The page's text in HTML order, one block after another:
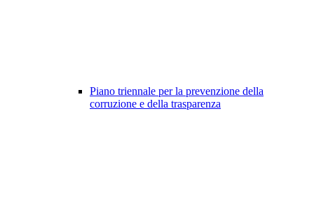
Piano triennale per la prevenzione della
corruzione e della trasparenza